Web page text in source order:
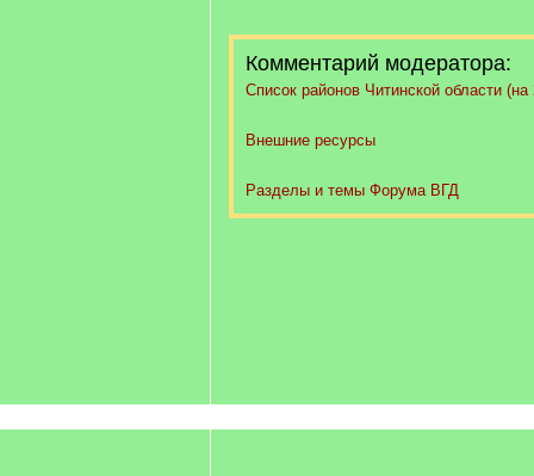
Комментарий модератора:
Список районов Читинской области (на
Внешние ресурсы
Разделы и темы Форума ВГД